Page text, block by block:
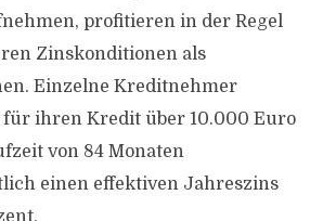
profitieren in der Regel
Zinskonditionen als
Einzelne Kreditnehmer
für ihren Kredit über 10.000 Euro
von 84 Monaten
einen effektiven Jahreszins